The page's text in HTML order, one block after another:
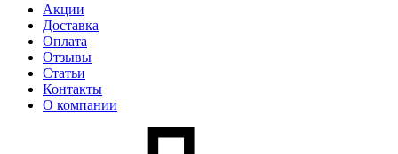
Акции
Доставка
Оплата
Отзывы
Статьи
Контакты
О компании